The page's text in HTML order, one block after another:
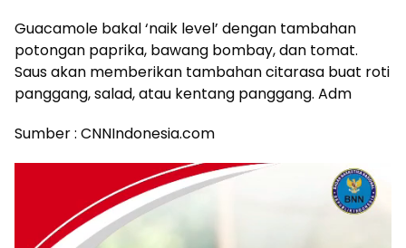
Guacamole bakal ‘naik level’ dengan tambahan
potongan paprika, bawang bombay, dan tomat.
Saus akan memberikan tambahan citarasa buat roti
panggang, salad, atau kentang panggang. Adm
Sumber : CNNIndonesia.com